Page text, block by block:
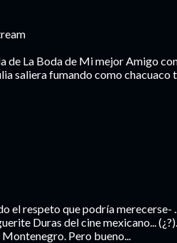
de La Boda de Mi mejor Amigo
saliera fumando como chacuaco
el respeto que podría merecerse-
Duras del cine mexicano...
Pero bueno...